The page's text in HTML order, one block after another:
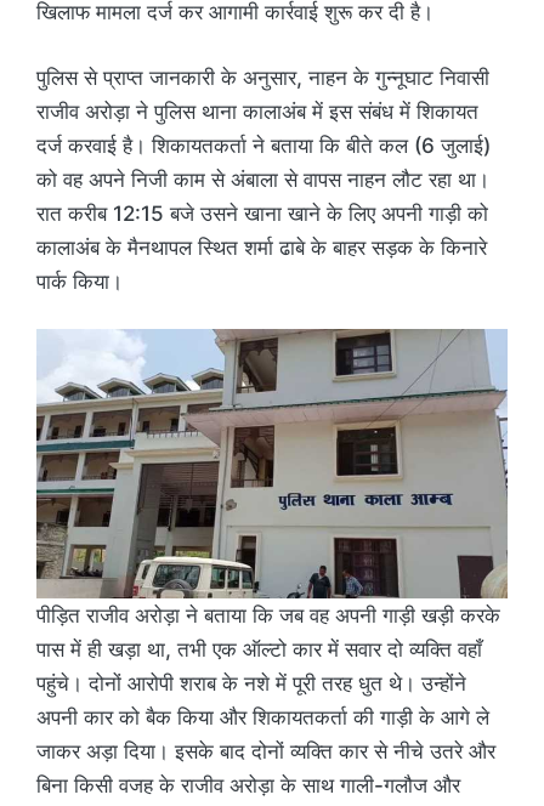
खिलाफ मामला दर्ज कर आगामी कार्रवाई शुरू कर दी है।
पुलिस से प्राप्त जानकारी के अनुसार, नाहन के गुन्नूघाट निवासी
राजीव अरोड़ा ने पुलिस थाना कालाअंब में इस संबंध में शिकायत
दर्ज करवाई है। शिकायतकर्ता ने बताया कि बीते कल (6 जुलाई)
को वह अपने निजी काम से अंबाला से वापस नाहन लौट रहा था।
रात करीब 12:15 बजे उसने खाना खाने के लिए अपनी गाड़ी को
कालाअंब के मैनथापल स्थित शर्मा ढाबे के बाहर सड़क के किनारे
पार्क किया।
पीड़ित राजीव अरोड़ा ने बताया कि जब वह अपनी गाड़ी खड़ी करके
पास में ही खड़ा था, तभी एक ऑल्टो कार में सवार दो व्यक्ति वहाँ
पहुंचे। दोनों आरोपी शराब के नशे में पूरी तरह धुत थे। उन्होंने
अपनी कार को बैक किया और शिकायतकर्ता की गाड़ी के आगे ले
जाकर अड़ा दिया। इसके बाद दोनों व्यक्ति कार से नीचे उतरे और
बिना किसी वजह के राजीव अरोड़ा के साथ गाली-गलौज और